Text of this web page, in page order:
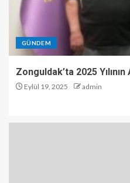
GÜNDEM
Zonguldak’ta 2025
Eylül 19, 2025 admin